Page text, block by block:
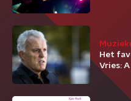
Het
Vries: